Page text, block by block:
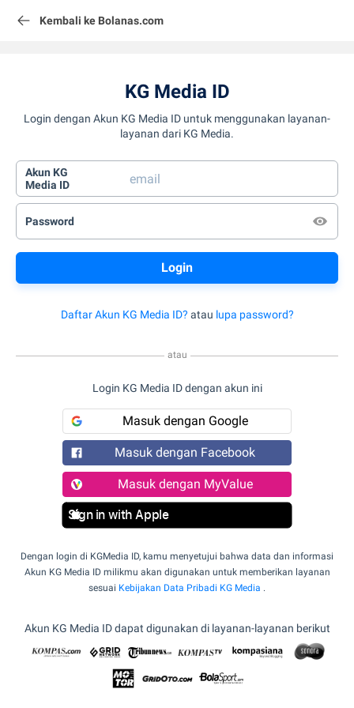
Kembali ke Bolanas.com
KG Media ID
Login dengan Akun KG Media ID untuk menggunakan layanan-
layanan dari KG Media.
Akun KG
Media ID
Password
Daftar Akun KG Media ID? atau lupa password?
atau
Login KG Media ID dengan akun ini
Masuk dengan Google
Masuk dengan Facebook
Masuk dengan MyValue
Sign in with Apple
Dengan login di KGMedia ID, kamu menyetujui bahwa data dan informasi
Akun KG Media ID milikmu akan digunakan untuk memberikan layanan
sesuai Kebijakan Data Pribadi KG Media .
Akun KG Media ID dapat digunakan di layanan-layanan berikut